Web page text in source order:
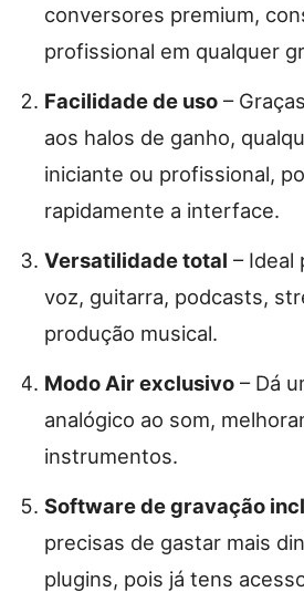
conversores premium,
profissional em qualquer
Facilidade de uso –
aos halos de ganho,
iniciante ou profissional,
rapidamente a interface.
Versatilidade total – Ideal
voz, guitarra, podcasts,
produção musical.
Modo Air exclusivo – Dá
analógico ao som,
instrumentos.
Software de gravação
precisas de gastar mais
plugins, pois já tens